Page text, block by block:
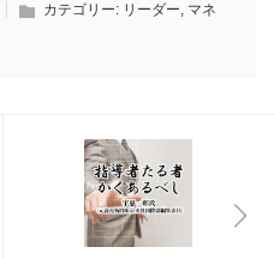
カテゴリー: リーダー, マネ